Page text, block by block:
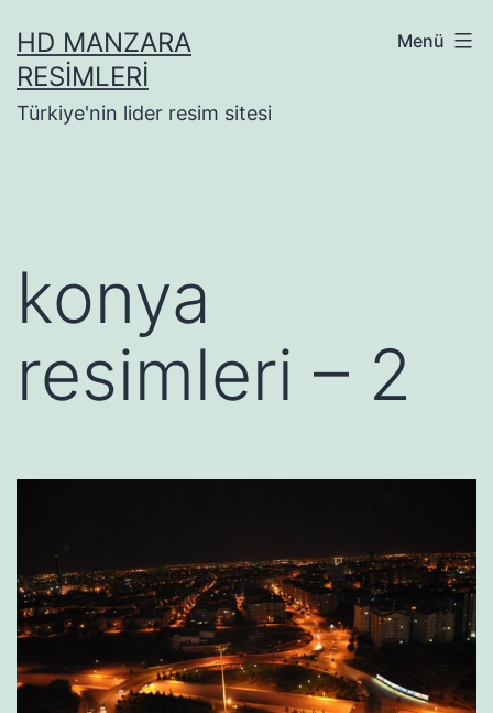
geçHD MANZARA
RESIMLERI
Türkiye'nin lider resim sitesi
Menü
konya
resimleri – 2